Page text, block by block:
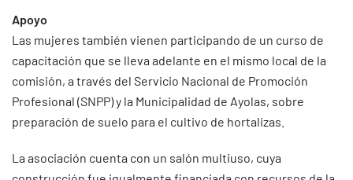
Apoyo
Las mujeres también vienen participando de un curso de
capacitación que se lleva adelante en el mismo local de la
comisión, a través del Servicio Nacional de Promoción
Profesional (SNPP) y la Municipalidad de Ayolas, sobre
preparación de suelo para el cultivo de hortalizas.
La asociación cuenta con un salón multiuso, cuya